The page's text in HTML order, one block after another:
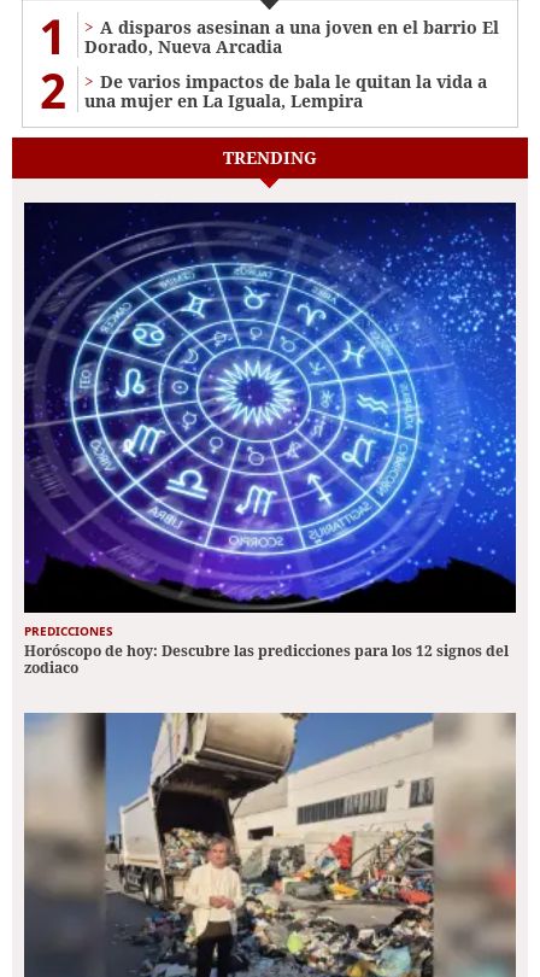
1
A disparos asesinan a una joven en el barrio El
Dorado, Nueva Arcadia
2
De varios impactos de bala le quitan la vida a
una mujer en La Iguala, Lempira
TRENDING
PREDICCIONES
Horóscopo de hoy: Descubre las predicciones para los 12 signos del
zodiaco